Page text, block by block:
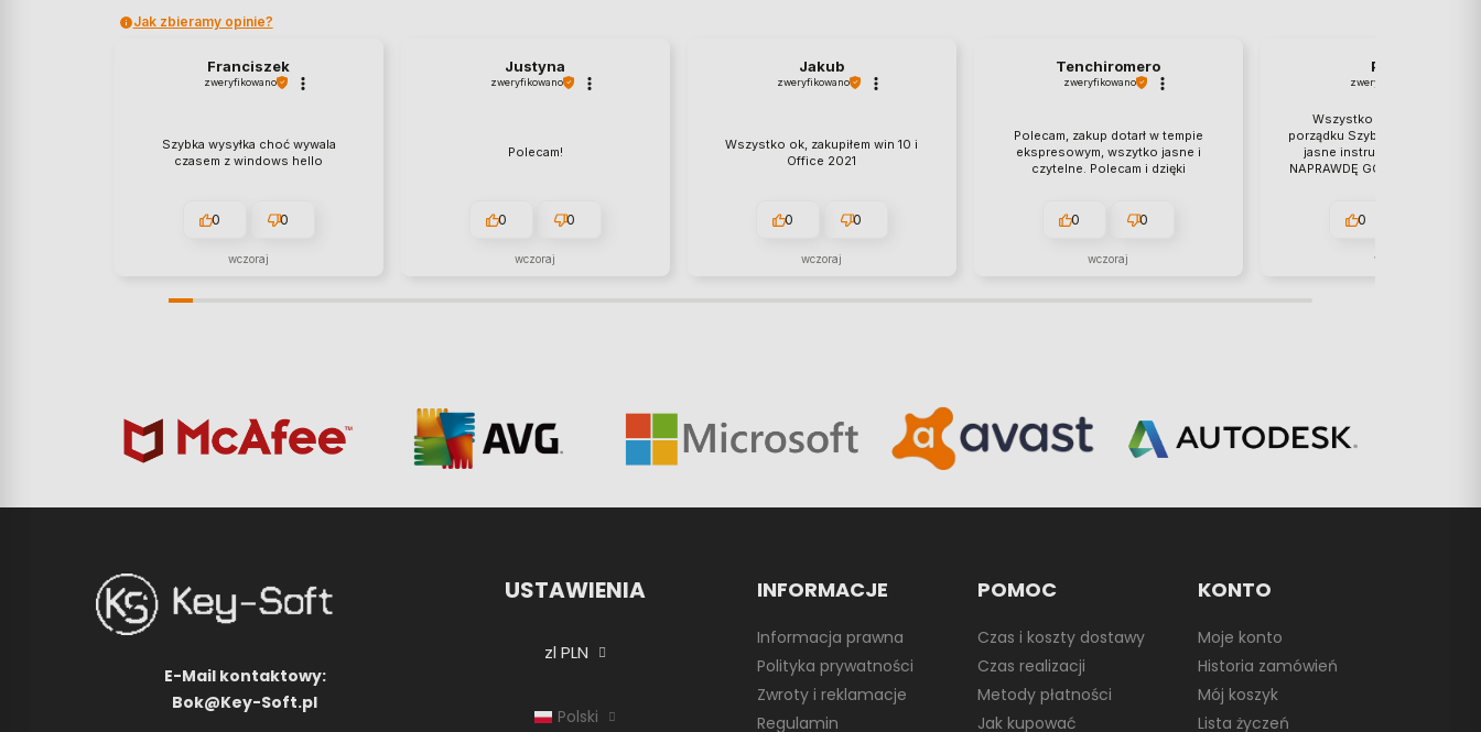
Jak zbieramy opinie?
Franciszek
zweryfikowano
Szybka wysyłka choć wywala
czasem z windows hello
0 0
wczoraj
Justyna
zweryfikowano
Polecam!
0 0
wczoraj
Jakub
zweryfikowano
Wszystko ok, zakupiłem win 10 i
Office 2021
0 0
wczoraj
Tenchiromero
zweryfikowano
Polecam, zakup dotarł w tempie
ekspresowym, wszytko jasne i
czytelne. Polecam i dzięki
0 0
wczoraj
Patryk
zweryfikowano
Wszystko w jak najlepszym
porządku Szybka obsługa i
jasne instrukcję krok po
NAPRAWDĘ GODNI
0
wczoraj
E-Mail kontaktowy:
Bok@Key-Soft.pl
USTAWIENIA
zl PLN
Polski
INFORMACJE
Informacja prawna
Polityka prywatności
Zwroty i reklamacje
Regulamin
POMOC
Czas i koszty dostawy
Czas realizacji
Metody płatności
Jak kupować
KONTO
Moje konto
Historia zamówień
Mój koszyk
Lista życzeń